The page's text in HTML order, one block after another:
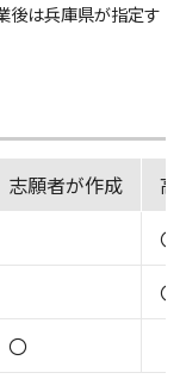
後は兵庫県が指定す
志願者が作成
〇
〇
〇